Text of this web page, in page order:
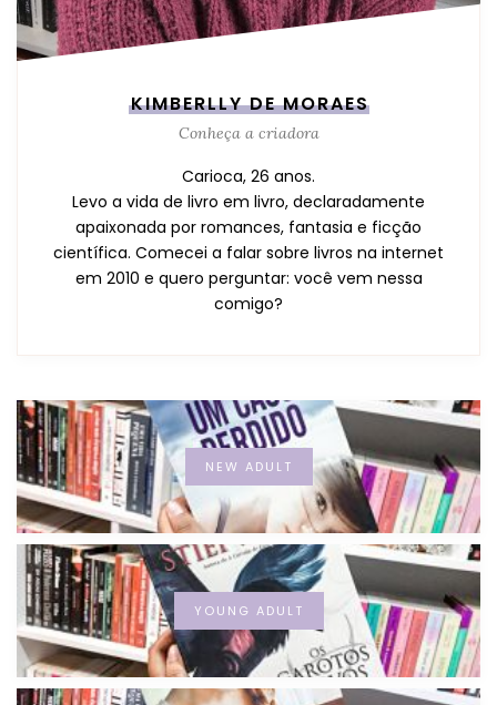
KIMBERLLY DE MORAES
Conheça a criadora
Carioca, 26 anos.
Levo a vida de livro em livro, declaradamente
apaixonada por romances, fantasia e ficção
científica. Comecei a falar sobre livros na internet
em 2010 e quero perguntar: você vem nessa
comigo?
NEW ADULT
YOUNG ADULT